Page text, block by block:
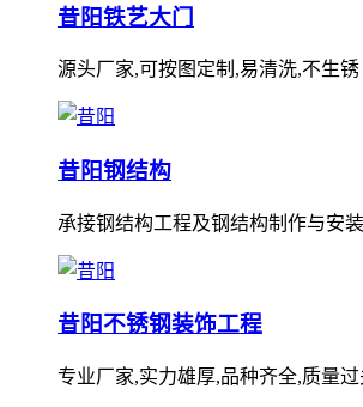
昔阳铁艺大门
源头厂家,可按图定制,易清洗,不生锈
昔阳钢结构
承接钢结构工程及钢结构制作与安装
昔阳不锈钢装饰工程
专业厂家,实力雄厚,品种齐全,质量过